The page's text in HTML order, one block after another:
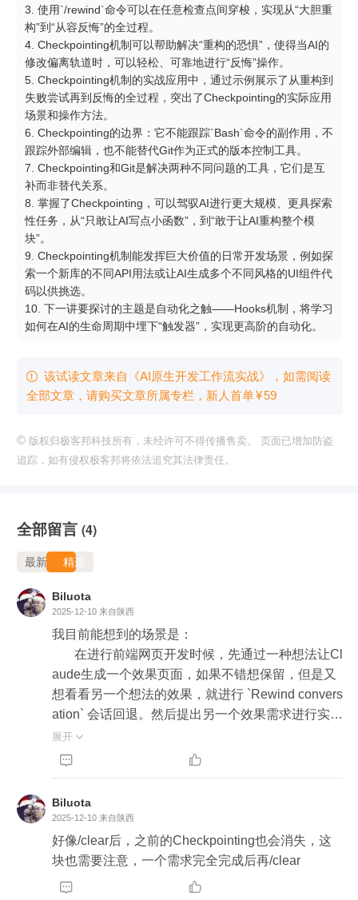
3. 使用`/rewind`命令可以在任意检查点间穿梭，实现从“大胆重
构”到“从容反悔”的全过程。
4. Checkpointing机制可以帮助解决“重构的恐惧”，使得当AI的
修改偏离轨道时，可以轻松、可靠地进行“反悔”操作。
5. Checkpointing机制的实战应用中，通过示例展示了从重构到
失败尝试再到反悔的全过程，突出了Checkpointing的实际应用
场景和操作方法。
6. Checkpointing的边界：它不能跟踪`Bash`命令的副作用，不
跟踪外部编辑，也不能替代Git作为正式的版本控制工具。
7. Checkpointing和Git是解决两种不同问题的工具，它们是互
补而非替代关系。
8. 掌握了Checkpointing，可以驾驭AI进行更大规模、更具探索
性任务，从“只敢让AI写点小函数”，到“敢于让AI重构整个模
块”。
9. Checkpointing机制能发挥巨大价值的日常开发场景，例如探
索一个新库的不同API用法或让AI生成多个不同风格的UI组件代
码以供挑选。
10. 下一讲要探讨的主题是自动化之触——Hooks机制，将学习
如何在AI的生命周期中埋下“触发器”，实现更高阶的自动化。
 该试读文章来自《AI原生开发工作流实战》，如需阅读
全部文章，请购买文章所属专栏 ，新⼈⾸单¥59
© 版权归极客邦科技所有，未经许可不得传播售卖。 页面已增加防盗
追踪，如有侵权极客邦将依法追究其法律责任。
全部留言 (4)
最新 精选
Biluota
2025-12-10 来自陕西
我目前能想到的场景是：
       在进行前端网页开发时候，先通过一种想法让Cl
aude生成一个效果页面，如果不错想保留，但是又
想看看另一个想法的效果，就进行 `Rewind convers
ation` 会话回退。然后提出另一个效果需求进行实
现，再对比需要保留哪种。
但是上面的示例到最后就会有个疑问，这种流程下
Checkpointing 实现某一个实现效果的保留而删除
其他代码，还是需要手动删除其他代码。
还有就是关于只回退对话的情况，还有哪些场景下
例子开下脑洞。
展开 
 
Biluota
2025-12-10 来自陕西
好像/clear后，之前的Checkpointing也会消失，这
块也需要注意，一个需求完全完成后再/clear
 